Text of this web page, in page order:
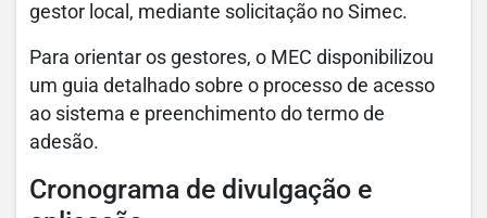
gestor local, mediante solicitação no Simec.
Para orientar os gestores, o MEC disponibilizou
um guia detalhado sobre o processo de acesso
ao sistema e preenchimento do termo de
adesão.
Cronograma de divulgação e